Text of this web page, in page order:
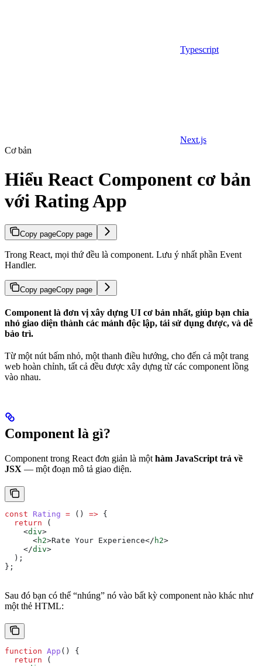
Typescript
Next.js
Cơ bản
Hiểu React Component cơ bản
với Rating App
Copy pageCopy page
Trong React, mọi thứ đều là component. Lưu ý nhất phần Event
Handler.
Copy pageCopy page
Component là đơn vị xây dựng UI cơ bản nhất, giúp bạn chia
nhỏ giao diện thành các mảnh độc lập, tái sử dụng được, và dễ
bảo trì.
Từ một nút bấm nhỏ, một thanh điều hướng, cho đến cả một trang
web hoàn chỉnh, tất cả đều được xây dựng từ các component lồng
vào nhau.
Component là gì?
Component trong React đơn giản là một hàm JavaScript trả về
JSX — một đoạn mô tả giao diện.
const Rating = () => {
  return
(
    <
div>
      <
h2>Rate Your Experience</ h2>
    </
div>
  );
};
Sau đó bạn có thể “nhúng” nó vào bất kỳ component nào khác như
một thẻ HTML:
function App () {
  return
(